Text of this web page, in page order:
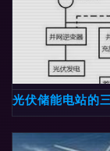
光伏储能电站的